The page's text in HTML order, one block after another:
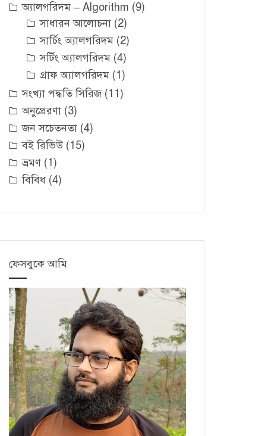
অ্যালগরিদম – Algorithm (9)
সাধারন আলোচনা (2)
সার্চিং অ্যালগরিদম (2)
সর্টিং অ্যালগরিদম (4)
গ্রাফ অ্যালগরিদম (1)
সংখ্যা পদ্ধতি সিরিজ (11)
অনুপ্রেরণা (3)
জন সচেতনতা (4)
বই রিভিউ (15)
ভ্রমণ (1)
বিবিধ (4)
ফেসবুকে আমি